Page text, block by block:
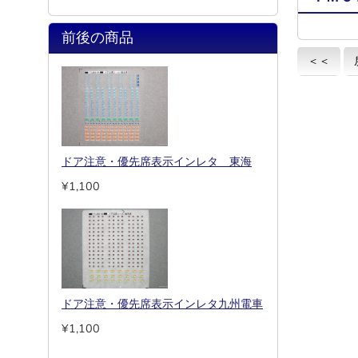
＜＜
前後の商品
ドア注意・優先席表示インレタ 東海
¥1,100
ドア注意・優先席表示インレタ九州電車
¥1,100